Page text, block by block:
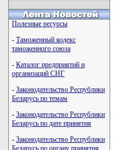
Полезные ресурсы
- Таможенный кодекс
таможенного союза
- Каталог предприятий и
организаций СНГ
- Законодательство Республики
Беларусь по темам
- Законодательство Республики
Беларусь по дате принятия
- Законодательство Республики
Беларусь по органу принятия